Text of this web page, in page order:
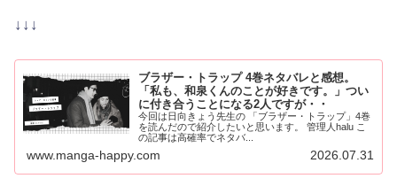
↓↓↓
ブラザー・トラップ 4巻ネタバレと感想。
「私も、和泉くんのことが好きです。」つい
に付き合うことになる2人ですが・・
今回は日向きょう先生の 「ブラザー・トラップ」4巻
を読んだので紹介したいと思います。 管理人halu こ
の記事は高確率でネタバ...
www.manga-happy.com 2026.07.31